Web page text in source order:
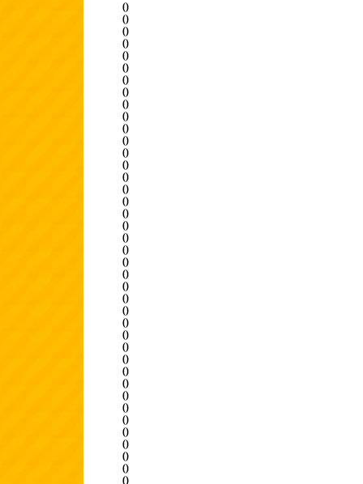
()
()
()
()
()
()
()
()
()
()
()
()
()
()
()
()
()
()
()
()
()
()
()
()
()
()
()
()
()
()
()
()
()
()
()
()
()
()
()
()